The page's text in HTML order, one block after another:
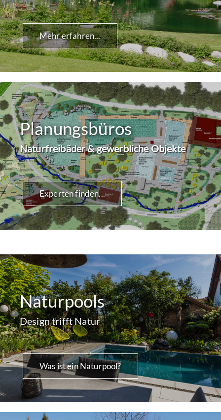
Mehr erfahren...
Planungsbüros
Naturfreibäder & gewerbliche Objekte
Experten finden...
Naturpools
Design trifft Natur
Was ist ein Naturpool?